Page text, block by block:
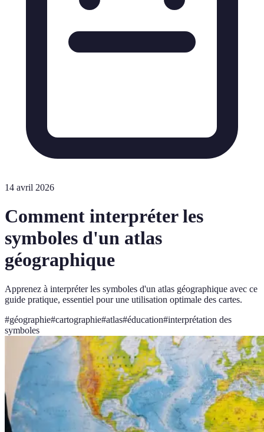
14 avril 2026
Comment interpréter les
symboles d'un atlas
géographique
Apprenez à interpréter les symboles d'un atlas géographique avec ce
guide pratique, essentiel pour une utilisation optimale des cartes.
#géographie#cartographie#atlas#éducation#interprétation des
symboles